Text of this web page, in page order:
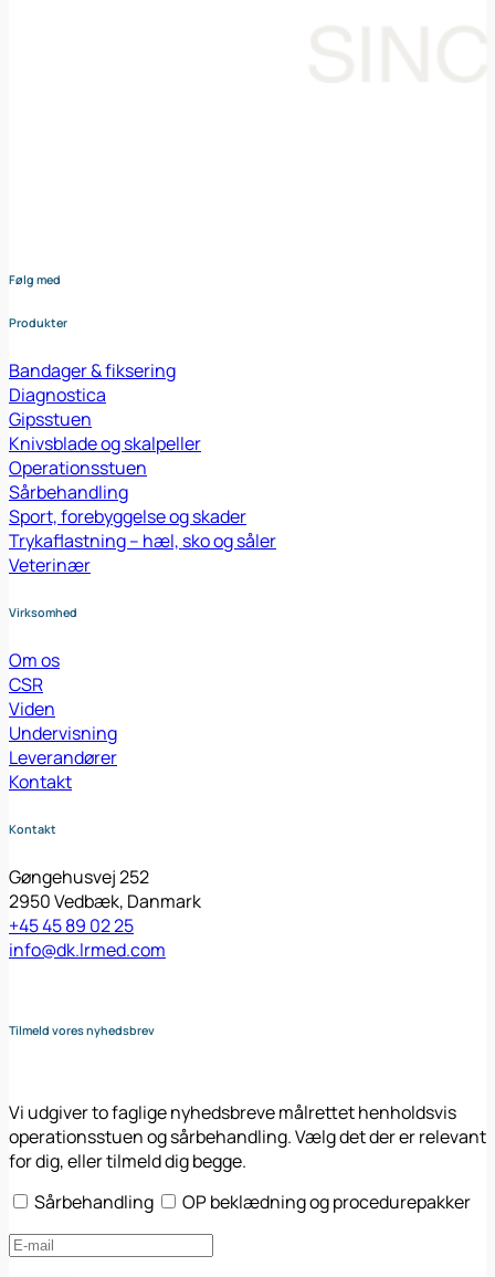
Følg med
Produkter
Bandager & fiksering
Diagnostica
Gipsstuen
Knivsblade og skalpeller
Operationsstuen
Sårbehandling
Sport, forebyggelse og skader
Trykaflastning – hæl, sko og såler
Veterinær
Virksomhed
Om os
CSR
Viden
Undervisning
Leverandører
Kontakt
Kontakt
Gøngehusvej 252
2950 Vedbæk, Danmark
+45 45 89 02 25
info@dk.lrmed.com
Tilmeld vores nyhedsbrev
Vi udgiver to faglige nyhedsbreve målrettet henholdsvis
operationsstuen og sårbehandling. Vælg det der er relevant
for dig, eller tilmeld dig begge.
Sårbehandling
OP beklædning og procedurepakker